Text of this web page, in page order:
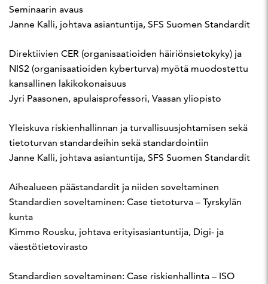
Seminaarin avaus
Janne Kalli, johtava asiantuntija, SFS Suomen Standardit
Direktiivien CER (organisaatioiden häiriönsietokyky) ja
NIS2 (organisaatioiden kyberturva) myötä muodostettu
kansallinen lakikokonaisuus
Jyri Paasonen, apulaisprofessori, Vaasan yliopisto
Yleiskuva riskienhallinnan ja turvallisuusjohtamisen sekä
tietoturvan standardeihin sekä standardointiin
Janne Kalli, johtava asiantuntija, SFS Suomen Standardit
Aihealueen päästandardit ja niiden soveltaminen
Standardien soveltaminen: Case tietoturva – Tyrskylän
kunta
Kimmo Rousku, johtava erityisasiantuntija, Digi- ja
väestötietovirasto
Standardien soveltaminen: Case riskienhallinta – ISO